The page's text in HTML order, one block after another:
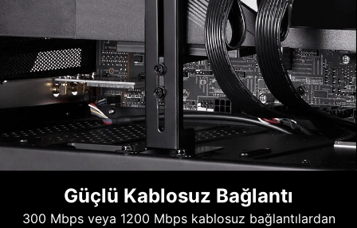
Güçlü Kablosuz Bağlantı
300 Mbps veya 1200 Mbps kablosuz bağlantılardan